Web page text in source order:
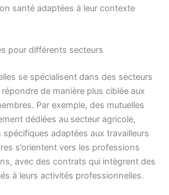
santé adaptées à leur contexte
pour différents secteurs
se spécialisent dans des secteurs
de manière plus ciblée aux
Par exemple, des mutuelles
dédiées au secteur agricole,
adaptées aux travailleurs
s’orientent vers les professions
avec des contrats qui intègrent des
à leurs activités professionnelles.